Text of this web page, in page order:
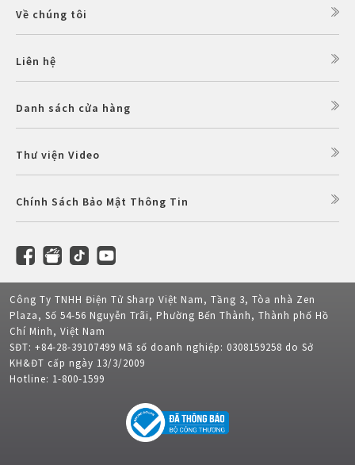
Về chúng tôi
Liên hệ
Danh sách cửa hàng
Thư viện Video
Chính Sách Bảo Mật Thông Tin
Công Ty TNHH Điện Tử Sharp Việt Nam, Tầng 3, Tòa nhà Zen
Plaza, Số 54-56 Nguyễn Trãi, Phường Bến Thành, Thành phố Hồ
Chí Minh, Việt Nam
SĐT: +84-28-39107499 Mã số doanh nghiệp: 0308159258 do Sở
KH&ĐT cấp ngày 13/3/2009
Hotline: 1-800-1599